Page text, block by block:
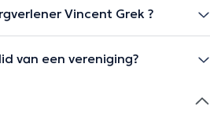
Vincent Grek ?
van een vereniging?